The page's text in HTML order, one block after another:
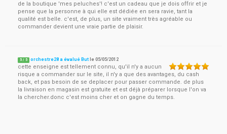
de la boutique 'mes peluches'! c'est un cadeau que je dois offrir et je
pense que la personne à qui elle est dédiée en sera ravie, tant la
qualité est belle. c'est, de plus, un site vraiment très agréable ou
commander devient une vraie partie de plaisir.
5 / 5 orchestre28 a évalué But le05/05/2012
cette enseigne est tellement connu, qu'il n'y a aucun
risque a commander sur le site, il n'y a que des avantages, du cash
back, et pas besoin de se deplacer pour passer commande. de plus
la livraison en magasin est gratuite et est déjà préparer lorsque l'on va
la chercher.donc c'est moins cher et on gagne du temps.